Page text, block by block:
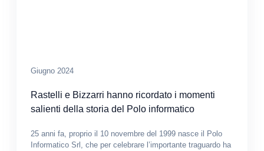
Rastelli e Bizzarri hanno ricordato i momenti
salienti della storia del Polo informatico
25 anni fa, proprio il 10 novembre del 1999 nasce il Polo
Informatico Srl, che per celebrare l’importante traguardo ha
Giugno 2024